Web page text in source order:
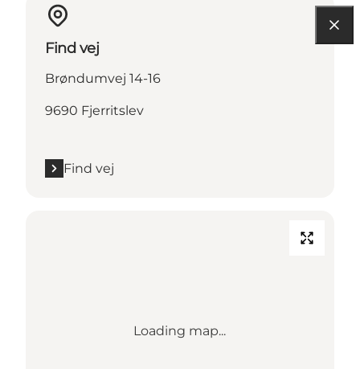
Find vej
Brøndumvej 14-16
9690 Fjerritslev
Find vej
Loading map...